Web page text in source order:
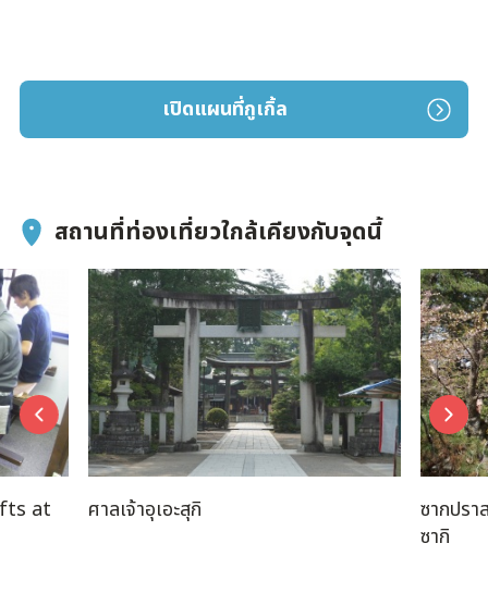
เปิดแผนที่กูเกิ้ล
สถานที่ท่องเที่ยวใกล้เคียงกับจุดนี้
at ศาลเจ้าอุเอะสุกิ
ซากปรา
ซากิ